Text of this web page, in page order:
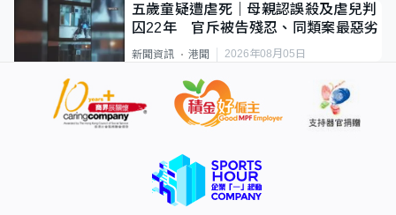
五歲童疑遭虐死｜母親認誤殺及虐兒判
囚22年 官斥被告殘忍、同類案最惡劣
新聞資訊 港聞 2026年08月05日